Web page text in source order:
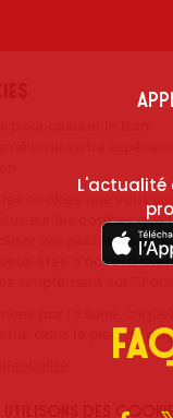
L'actualité